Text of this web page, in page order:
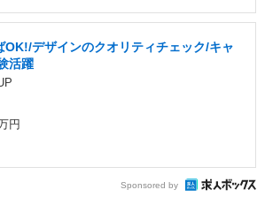
OK!/デザインのクオリティチェック/キャ
活躍
円
Sponsored by